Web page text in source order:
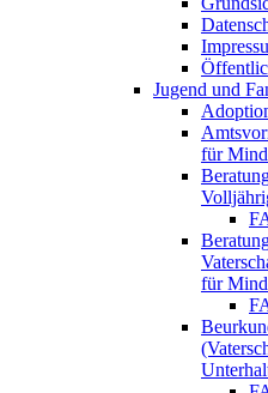
Jugend und
für
für